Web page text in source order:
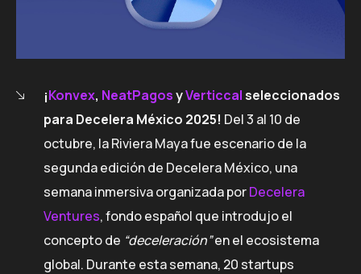
¡Konvex, NeatPagosyVerticcalseleccionados
para Decelera México 2025! Del 3 al 10 de
octubre, la Riviera Maya fue escenario de la
segunda edición de Decelera México, una
semana inmersiva organizada porDecelera
Ventures, fondo español que introdujo el
concepto de “deceleración”en el ecosistema
global. Durante esta semana, 20 startups